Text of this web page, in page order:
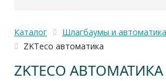
Каталог
Шлагбаумы и
ZKTeco автоматика
ZKTECO АВТОМАТИКА